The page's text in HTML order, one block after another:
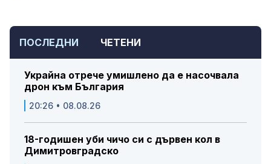
ПОСЛЕДНИ ЧЕТЕНИ
Украйна отрече умишлено да е насочвала
дрон към България
20:26 • 08.08.26
18-годишен уби чичо си с дървен кол в
Димитровградско